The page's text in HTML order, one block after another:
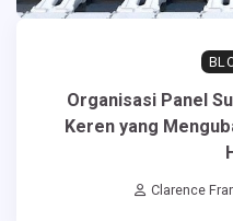
Organisasi Panel
Keren yang
Clarence